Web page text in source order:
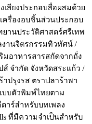
เสียงประกอบสื่อผสมด้วย
ครื่องอบชิ้นส่วนประกอบ
านประวัติศาสตร์ศรีเทพ
านจิตรกรรมทิวทัศน์ /
อาหารสารสกัดจากถั่ง
ส์ จำกัด จังหวัดสระแก้ว /
ปรุงรส ตราปลาร้าพา
บบตัวพิมพ์ไทยตาม
าร์สำหรับบทเพลง
ที่มีความจำเป็นสำหรับ